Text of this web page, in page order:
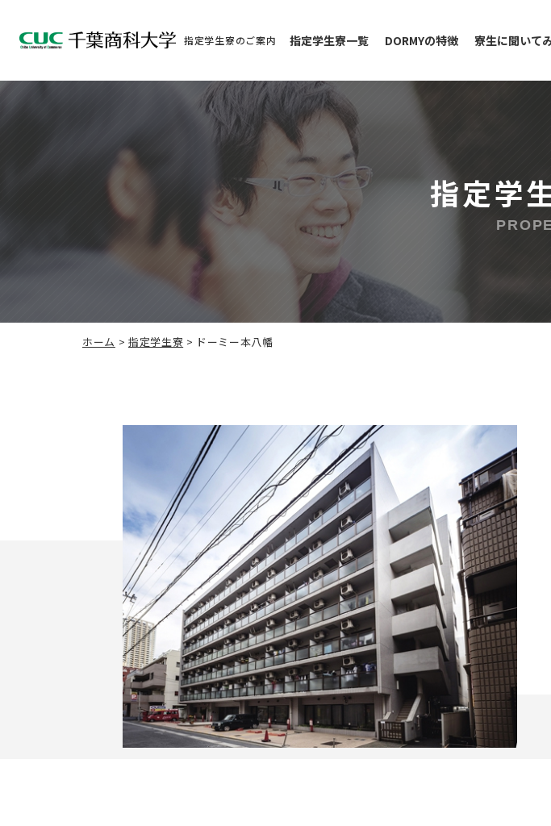
指定学生寮のご案内 指定学生寮一覧 DORMYの特徴 寮生に聞いて
指定学
ホーム > 指定学生寮 > ドーミー本八幡